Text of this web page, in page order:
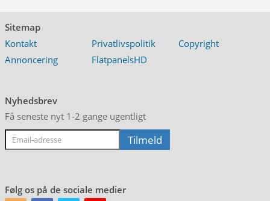
Sitemap
Kontakt
Privatlivspolitik
Copyright
Annoncering
FlatpanelsHD
Nyhedsbrev
Få seneste nyt 1-2 gange ugentligt
Følg os på de sociale medier